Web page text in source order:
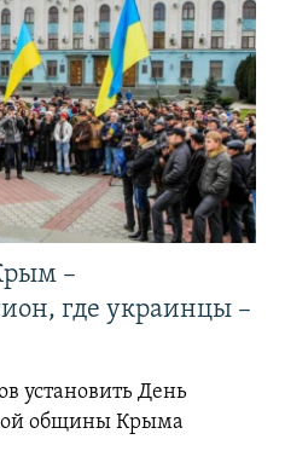
–
где украинцы –
установить День
общины Крыма